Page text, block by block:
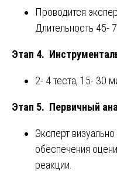
Проводится
Длительность 45-
Этап 4.
2- 4 теста, 15- 30
Этап 5. Первичный
Эксперт
обеспечения
реакции.